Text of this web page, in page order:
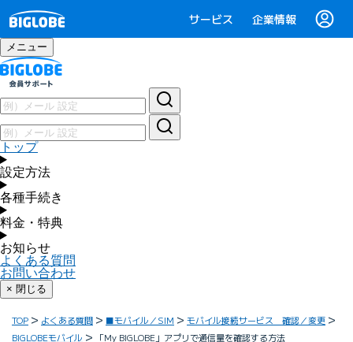
サービス 企業情報
メニュー
トップ
設定方法
各種手続き
料金・特典
お知らせ
よくある質問
お問い合わせ
× 閉じる
TOP よくある質問 ■モバイル／SIM
モバイル接続サービス 確認／変更
BIGLOBEモバイル
「My BIGLOBE」アプリで通信量を確認する方法